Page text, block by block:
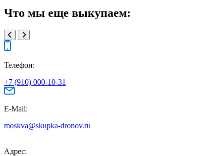
Что мы еще выкупаем:
Телефон:
+7 (910) 000-10-31
E-Mail:
moskva@skupka-dronov.ru
Адрес: